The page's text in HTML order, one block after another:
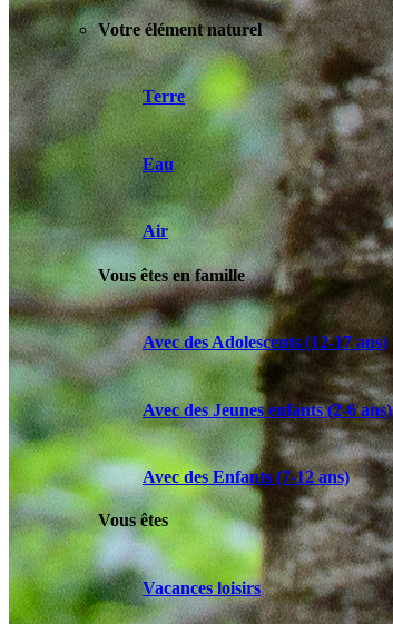
Votre élément naturel
Terre
Eau
Air
Vous êtes en famille
Avec des Adolescents (12-17 ans)
Avec des Jeunes enfants (2-6 ans)
Avec des Enfants (7-12 ans)
Vous êtes
Vacances loisirs